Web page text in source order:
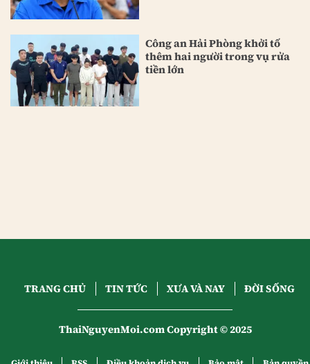
Công an Hải Phòng khởi tố
thêm hai người trong vụ rửa
tiền lớn
TRANG CHỦ TIN TỨC XƯA VÀ NAY ĐỜI SỐNG
ThaiNguyenMoi.com Copyright © 2025